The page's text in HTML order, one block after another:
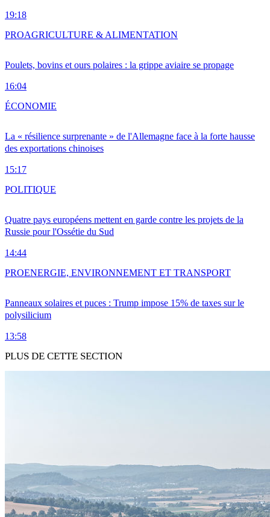
19:18
Poulets, bovins et ours polaires : la grippe aviaire se propage
16:04
PROAGRICULTURE & ALIMENTATION
La « résilience surprenante » de l'Allemagne face à la forte hausse
des exportations chinoises
15:17
ÉCONOMIE
Quatre pays européens mettent en garde contre les projets de la
Russie pour l'Ossétie du Sud
14:44
POLITIQUE
Panneaux solaires et puces : Trump impose 15% de taxes sur le
polysilicium
13:58
PROENERGIE, ENVIRONNEMENT ET TRANSPORT
PLUS DE CETTE SECTION